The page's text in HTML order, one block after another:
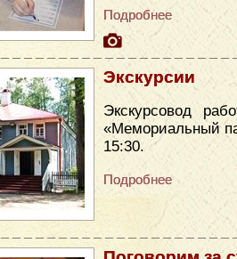
Подробнее
Экскурсии
Экскурсовод
«Мемориальный
15:30.
Подробнее